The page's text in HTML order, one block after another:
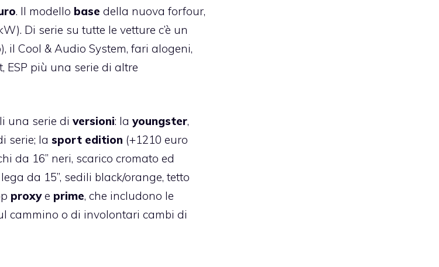
. Il modello base della nuova forfour,
Di serie su tutte le vetture c’è un
il Cool & Audio System, fari alogeni,
ESP più una serie di altre
una serie di versioni: la youngster,
serie; la sport edition (+1210 euro
da 16” neri, scarico cromato ed
da 15”, sedili black/orange, tetto
proxye prime, che includono le
cammino o di involontari cambi di